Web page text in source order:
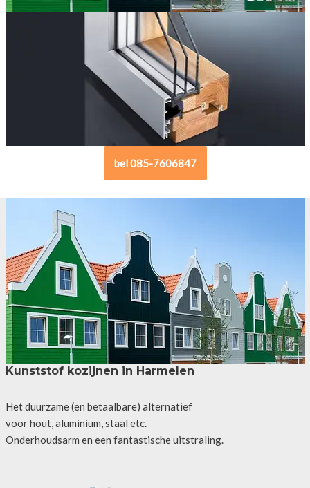
bel 085-7606847
Kunststof kozijnen in Harmelen
Het duurzame (en betaalbare) alternatief
voor hout, aluminium, staal etc.
Onderhoudsarm en een fantastische uitstraling.